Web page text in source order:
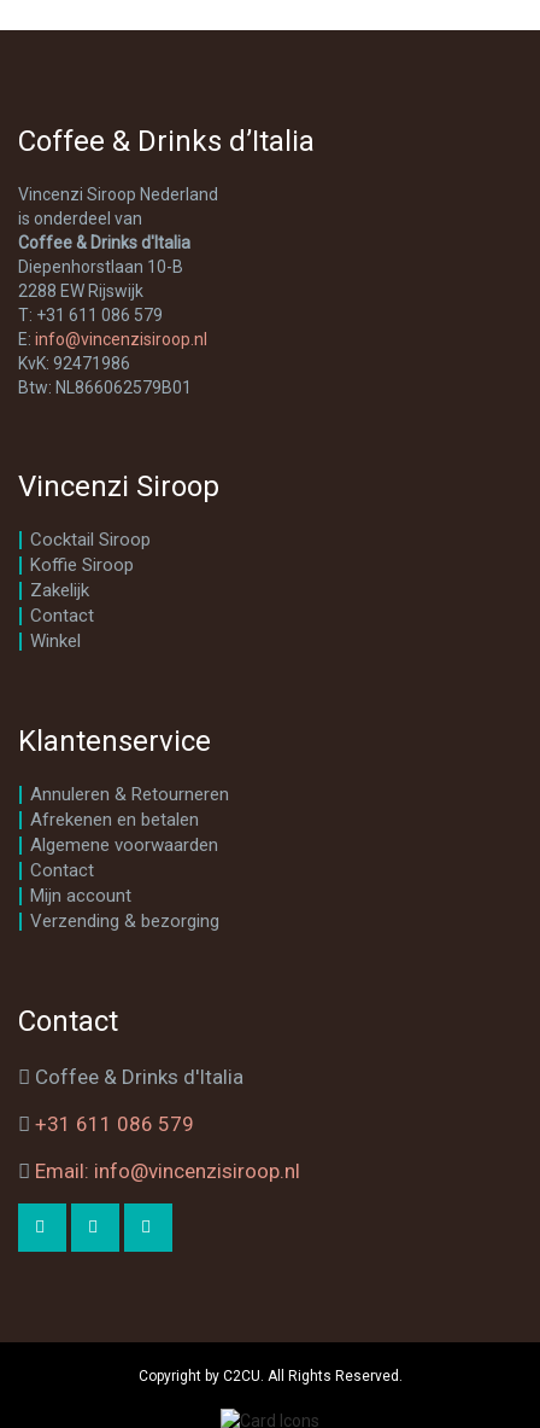
Coffee & Drinks d’Italia
Vincenzi Siroop Nederland
is onderdeel van
Coffee & Drinks d'Italia
Diepenhorstlaan 10-B
2288 EW Rijswijk
T: +31 611 086 579
E: info@vincenzisiroop.nl
KvK: 92471986
Btw: NL866062579B01
Vincenzi Siroop
Cocktail Siroop
Koffie Siroop
Zakelijk
Contact
Winkel
Klantenservice
Annuleren & Retourneren
Afrekenen en betalen
Algemene voorwaarden
Contact
Mijn account
Verzending & bezorging
Contact
Coffee & Drinks d'Italia
+31 611 086 579
Email: info@vincenzisiroop.nl
Copyright by C2CU. All Rights Reserved.